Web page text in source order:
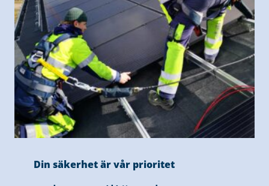
Din säkerhet är vår prioritet